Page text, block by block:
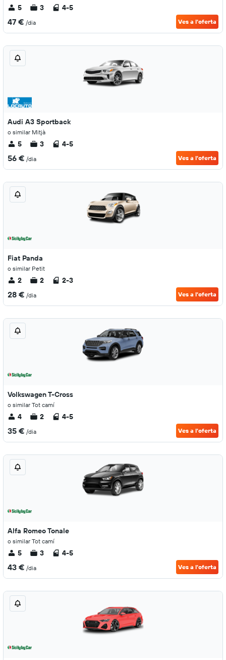
5 3 4-5
47 € /dia Ves a l'oferta
Audi A3 Sportback
o similar Mitjà
5 3 4-5
56 € /dia Ves a l'oferta
Fiat Panda
o similar Petit
2 2 2-3
28 € /dia Ves a l'oferta
Volkswagen T-Cross
o similar Tot camí
4 2 4-5
35 € /dia Ves a l'oferta
Alfa Romeo Tonale
o similar Tot camí
5 3 4-5
43 € /dia Ves a l'oferta